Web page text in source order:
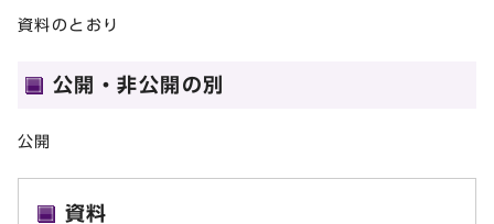
資料のとおり
公開・非公開の別
公開
資料